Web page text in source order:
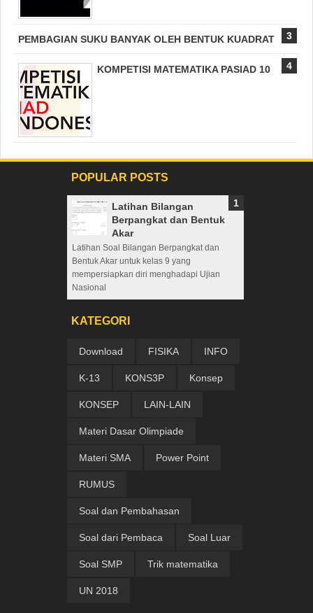
PEMBAGIAN SUKU BANYAK OLEH BENTUK KUADRAT
KOMPETISI MATEMATIKA PASIAD 10
POPULAR POSTS
Latihan Bilangan
Berpangkat dan Bentuk
Akar
Latihan Soal Bilangan Berpangkat dan
Bentuk Akar untuk kelas 9 yang
mempersiapkan diri menghadapi Ujian
Nasional
KATEGORI
Download FISIKA INFO
K-13 KONS3P Konsep
KONSEP LAIN-LAIN
Materi Dasar Olimpiade
Materi SMA Power Point
RUMUS
Soal dan Pembahasan
Soal dari Pembaca Soal Luar
Soal SMP Trik matematika
UN 2018